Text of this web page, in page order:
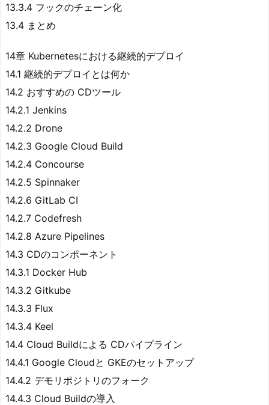
13.3.4 フックのチェーン化
13.4 まとめ
14章 Kubernetesにおける継続的デプロイ
14.1 継続的デプロイとは何か
14.2 おすすめの CDツール
14.2.1 Jenkins
14.2.2 Drone
14.2.3 Google Cloud Build
14.2.4 Concourse
14.2.5 Spinnaker
14.2.6 GitLab CI
14.2.7 Codefresh
14.2.8 Azure Pipelines
14.3 CDのコンポーネント
14.3.1 Docker Hub
14.3.2 Gitkube
14.3.3 Flux
14.3.4 Keel
14.4 Cloud Buildによる CDパイプライン
14.4.1 Google Cloudと GKEのセットアップ
14.4.2 デモリポジトリのフォーク
14.4.3 Cloud Buildの導入